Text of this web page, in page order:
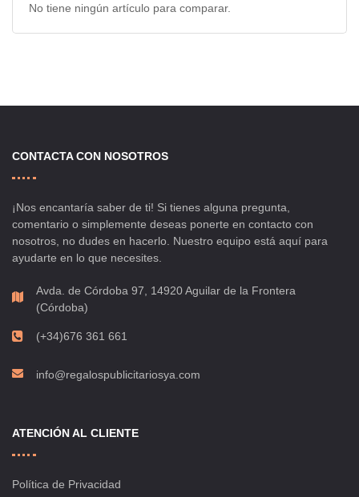
No tiene ningún artículo para comparar.
CONTACTA CON NOSOTROS
¡Nos encantaría saber de ti! Si tienes alguna pregunta,
comentario o simplemente deseas ponerte en contacto con
nosotros, no dudes en hacerlo. Nuestro equipo está aquí para
ayudarte en lo que necesites.
Avda. de Córdoba 97, 14920 Aguilar de la Frontera
(Córdoba)
(+34)676 361 661
info@regalospublicitariosya.com
ATENCIÓN AL CLIENTE
Política de Privacidad